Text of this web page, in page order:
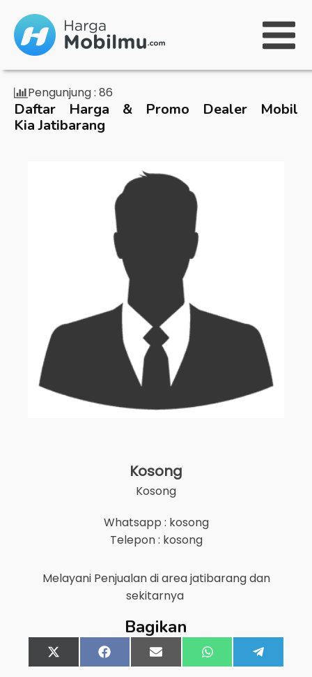
Pengunjung : 86
Daftar Harga & Promo Dealer Mobil
Kia Jatibarang
Kosong
Kosong
Whatsapp : kosong
Telepon : kosong
Melayani Penjualan di areajatibarangdan
sekitarnya
Bagikan
Share
on
X
(Twitter)
Share
on
FacebookShare
on
Email Share
on
WhatsApp
on